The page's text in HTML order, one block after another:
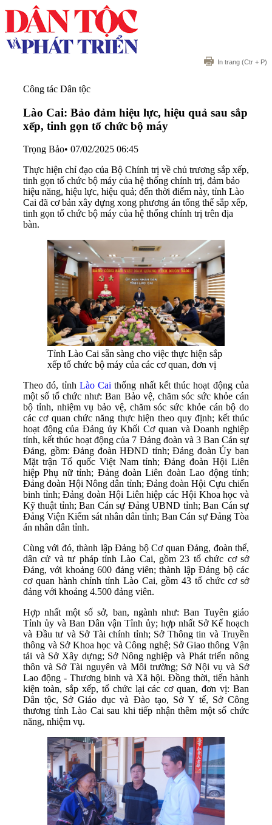
In trang (Ctr + P)
Công tác Dân tộc
Lào Cai: Bảo đảm hiệu lực, hiệu quả sau sắp
xếp, tinh gọn tổ chức bộ máy
Trọng Bảo• 07/02/2025 06:45
Thực hiện chỉ đạo của Bộ Chính trị về chủ trương sắp xếp,
tinh gọn tổ chức bộ máy của hệ thống chính trị, đảm bảo
hiệu năng, hiệu lực, hiệu quả; đến thời điểm này, tỉnh Lào
Cai đã cơ bản xây dựng xong phương án tổng thể sắp xếp,
tinh gọn tổ chức bộ máy của hệ thống chính trị trên địa
bàn.
Tỉnh Lào Cai sẵn sàng cho việc thực hiện sắp
xếp tổ chức bộ máy của các cơ quan, đơn vị
Theo đó, tỉnh Lào Cai thống nhất kết thúc hoạt động của
một số tổ chức như: Ban Bảo vệ, chăm sóc sức khỏe cán
bộ tỉnh, nhiệm vụ bảo vệ, chăm sóc sức khỏe cán bộ do
các cơ quan chức năng thực hiện theo quy định; kết thúc
hoạt động của Đảng ủy Khối Cơ quan và Doanh nghiệp
tỉnh, kết thúc hoạt động của 7 Đảng đoàn và 3 Ban Cán sự
Đảng, gồm: Đảng đoàn HĐND tỉnh; Đảng đoàn Ủy ban
Mặt trận Tổ quốc Việt Nam tỉnh; Đảng đoàn Hội Liên
hiệp Phụ nữ tỉnh; Đảng đoàn Liên đoàn Lao động tỉnh;
Đảng đoàn Hội Nông dân tỉnh; Đảng đoàn Hội Cựu chiến
binh tỉnh; Đảng đoàn Hội Liên hiệp các Hội Khoa học và
Kỹ thuật tỉnh; Ban Cán sự Đảng UBND tỉnh; Ban Cán sự
Đảng Viện Kiểm sát nhân dân tỉnh; Ban Cán sự Đảng Tòa
án nhân dân tỉnh.
Cùng với đó, thành lập Đảng bộ Cơ quan Đảng, đoàn thể,
dân cử và tư pháp tỉnh Lào Cai, gồm 23 tổ chức cơ sở
Đảng, với khoảng 600 đảng viên; thành lập Đảng bộ các
cơ quan hành chính tỉnh Lào Cai, gồm 43 tổ chức cơ sở
đảng với khoảng 4.500 đảng viên.
Hợp nhất một số sở, ban, ngành như: Ban Tuyên giáo
Tỉnh ủy và Ban Dân vận Tỉnh ủy; hợp nhất Sở Kế hoạch
và Đầu tư và Sở Tài chính tỉnh; Sở Thông tin và Truyền
thông và Sở Khoa học và Công nghệ; Sở Giao thông Vận
tải và Sở Xây dựng; Sở Nông nghiệp và Phát triển nông
thôn và Sở Tài nguyên và Môi trường; Sở Nội vụ và Sở
Lao động - Thương binh và Xã hội. Đồng thời, tiến hành
kiện toàn, sắp xếp, tổ chức lại các cơ quan, đơn vị: Ban
Dân tộc, Sở Giáo dục và Đào tạo, Sở Y tế, Sở Công
thương tỉnh Lào Cai sau khi tiếp nhận thêm một số chức
năng, nhiệm vụ.